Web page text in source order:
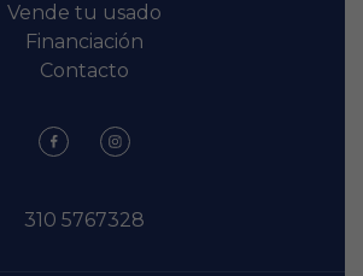
Vende tu usado
Financiación
Contacto
310 5767328